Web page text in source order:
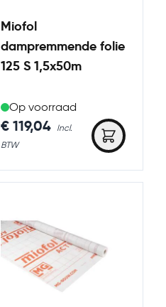
Miofol
dampremmende folie
125 S 1,5x50m
Op voorraad
€ 119,04